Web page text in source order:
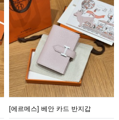
[에르메스] 베안 카드 반지갑